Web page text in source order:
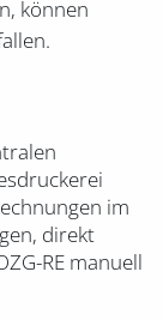
können
im
direkt
RE manuell